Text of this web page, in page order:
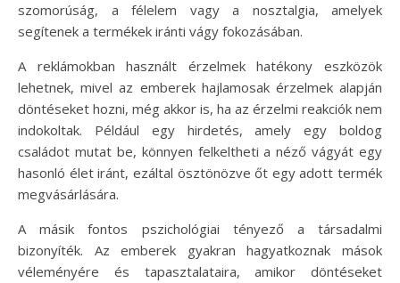
szomorúság, a félelem vagy a nosztalgia, amelyek
segítenek a termékek iránti vágy fokozásában.
A reklámokban használt érzelmek hatékony eszközök
lehetnek, mivel az emberek hajlamosak érzelmek alapján
döntéseket hozni, még akkor is, ha az érzelmi reakciók nem
indokoltak. Például egy hirdetés, amely egy boldog
családot mutat be, könnyen felkeltheti a néző vágyát egy
hasonló élet iránt, ezáltal ösztönözve őt egy adott termék
megvásárlására.
A másik fontos pszichológiai tényező a társadalmi
bizonyíték. Az emberek gyakran hagyatkoznak mások
véleményére és tapasztalataira, amikor döntéseket